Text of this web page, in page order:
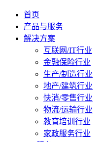
首页
产品与服务
解决方案
互联网/IT行业
金融保险行业
生产/制造行业
地产/建筑行业
快消/零售行业
物流/运输行业
教育培训行业
家政服务行业